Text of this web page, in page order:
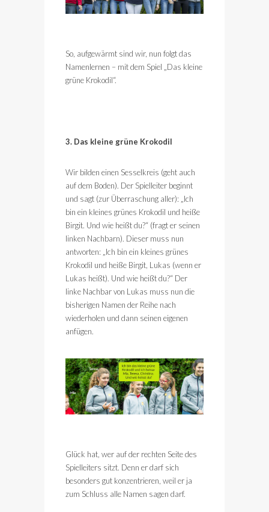
So, aufgewärmt sind wir, nun folgt das
Namenlernen – mit dem Spiel „Das kleine
grüne Krokodil“.
3. Das kleine grüne Krokodil
Wir bilden einen Sesselkreis (geht auch
auf dem Boden). Der Spielleiter beginnt
und sagt (zur Überraschung aller): „Ich
bin ein kleines grünes Krokodil und heiße
Birgit. Und wie heißt du?“ (fragt er seinen
linken Nachbarn). Dieser muss nun
antworten: „Ich bin ein kleines grünes
Krokodil und heiße Birgit, Lukas (wenn er
Lukas heißt). Und wie heißt du?“ Der
linke Nachbar von Lukas muss nun die
bisherigen Namen der Reihe nach
wiederholen und dann seinen eigenen
anfügen.
Glück hat, wer auf der rechten Seite des
Spielleiters sitzt. Denn er darf sich
besonders gut konzentrieren, weil er ja
zum Schluss alle Namen sagen darf.